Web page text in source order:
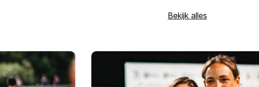
Bekijk alles